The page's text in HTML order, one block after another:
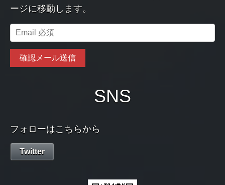
ージに移動します。
SNS
フォローはこちらから
Twitter